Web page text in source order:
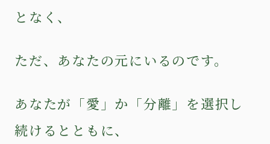
となく、
ただ、あなたの元にいるのです。
あなたが「愛」か「分離」を選択し
続けるとともに、